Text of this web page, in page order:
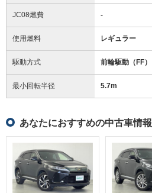
JC08燃費 -
使用燃料 レギュラー
駆動方式 前輪駆動（FF）
最小回転半径 5.7m
あなたにおすすめの中古車情報